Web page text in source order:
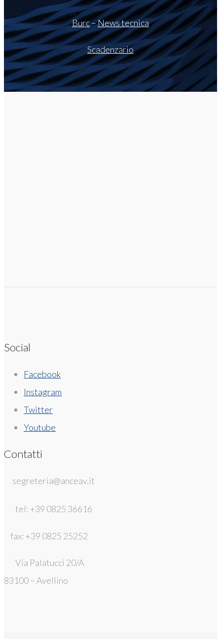
Burc–News tecnica
Scadenzario
Social
Facebook
Instagram
Twitter
Youtube
Contatti
segreteria@anceav.it
tel: +39 0825 36616
fax: +39 0825 25252
Via Palatucci 20/A
83100 – Avellino